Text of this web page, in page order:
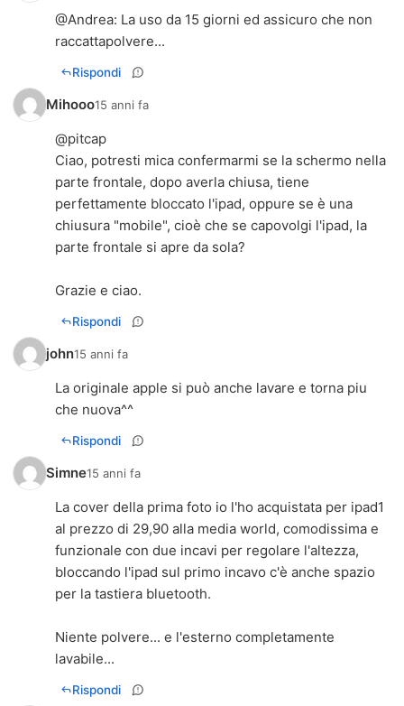
@Andrea: La uso da 15 giorni ed assicuro che non
raccattapolvere...
Rispondi
Mihooo15 anni fa
@pitcap
Ciao, potresti mica confermarmi se la schermo nella
parte frontale, dopo averla chiusa, tiene
perfettamente bloccato l'ipad, oppure se è una
chiusura "mobile", cioè che se capovolgi l'ipad, la
parte frontale si apre da sola?
Grazie e ciao.
Rispondi
john15 anni fa
La originale apple si può anche lavare e torna piu
che nuova^^
Rispondi
Simne15 anni fa
La cover della prima foto io l'ho acquistata per ipad1
al prezzo di 29,90 alla media world, comodissima e
funzionale con due incavi per regolare l'altezza,
bloccando l'ipad sul primo incavo c'è anche spazio
per la tastiera bluetooth.
Niente polvere... e l'esterno completamente
lavabile...
Rispondi